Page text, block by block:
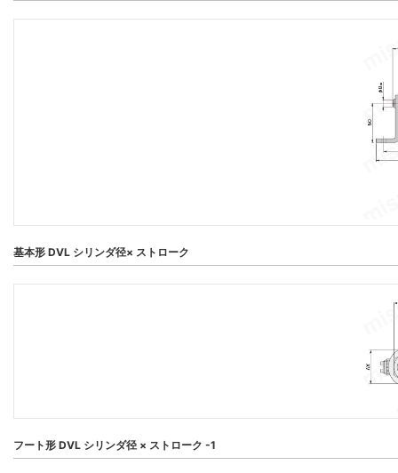
基本形 DVL シリンダ径× ストローク
フート形 DVL シリンダ径 × ストローク -1